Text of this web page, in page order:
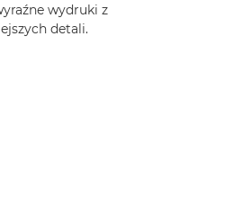
wydruki z
detali.